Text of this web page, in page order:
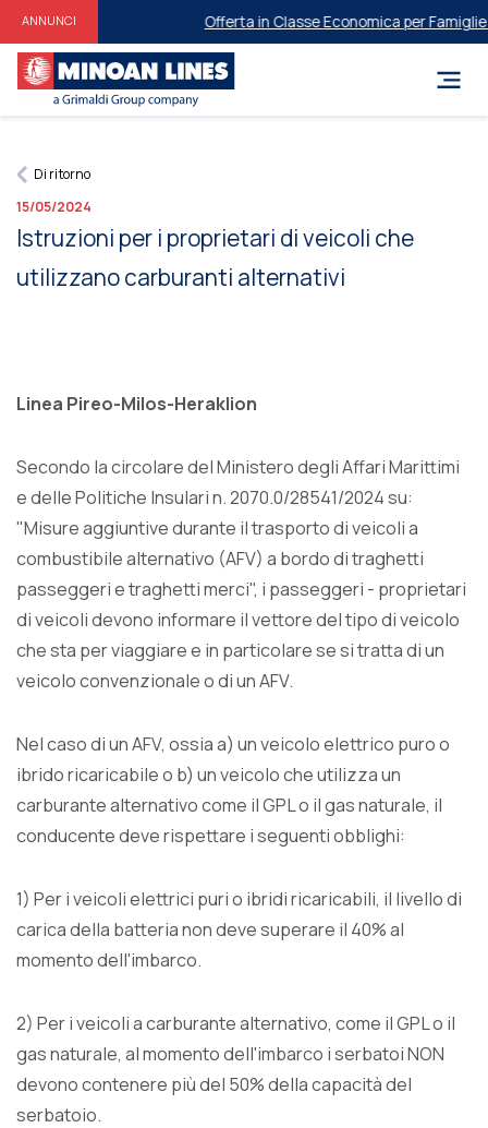
ANNUNCI Offerta in Classe Economica per
Di ritorno
15/05/2024
Istruzioni per i proprietari di veicoli che
utilizzano carburanti alternativi
Linea Pireo-Milos-Heraklion
Secondo la circolare del Ministero degli Affari Marittimi
e delle Politiche Insulari n. 2070.0/28541/2024 su:
"Misure aggiuntive durante il trasporto di veicoli a
combustibile alternativo (AFV) a bordo di traghetti
passeggeri e traghetti merci", i passeggeri - proprietari
di veicoli devono informare il vettore del tipo di veicolo
che sta per viaggiare e in particolare se si tratta di un
veicolo convenzionale o di un AFV.
Nel caso di un AFV, ossia a) un veicolo elettrico puro o
ibrido ricaricabile o b) un veicolo che utilizza un
carburante alternativo come il GPL o il gas naturale, il
conducente deve rispettare i seguenti obblighi:
1) Per i veicoli elettrici puri o ibridi ricaricabili, il livello di
carica della batteria non deve superare il 40% al
momento dell'imbarco.
2) Per i veicoli a carburante alternativo, come il GPL o il
gas naturale, al momento dell'imbarco i serbatoi NON
devono contenere più del 50% della capacità del
serbatoio.